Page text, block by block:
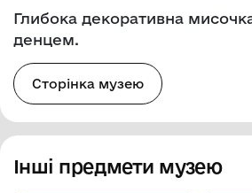
Глибока декоративна
денцем.
Сторінка музею
Інші предмети музею